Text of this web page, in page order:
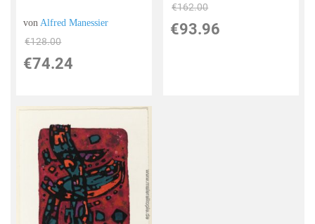
von Alfred Manessier
€128.00
€74.24
€162.00
€93.96